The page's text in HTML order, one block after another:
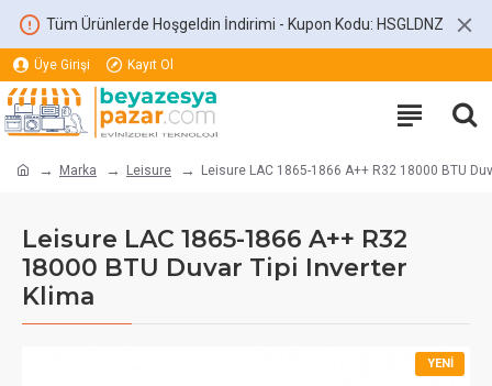
Tüm Ürünlerde Hoşgeldin İndirimi - Kupon Kodu: HSGLDNZ
Üye Girişi Kayıt Ol
Marka Leisure Leisure LAC 1865-1866 A++ R32 18000 BTU
Leisure LAC 1865-1866 A++ R32
18000 BTU Duvar Tipi Inverter
Klima
YENI